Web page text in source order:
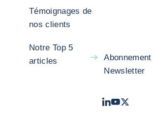
Témoignages de
nos clients
Notre Top 5
articles
Abonnement
Newsletter
LinkedIn
Youtube
X - Twitter